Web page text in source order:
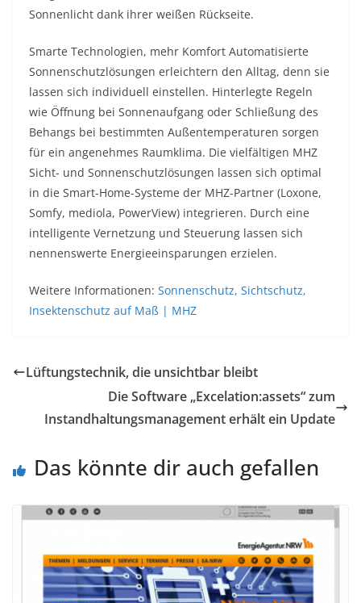
Sonnenlicht dank ihrer weißen Rückseite.
Smarte Technologien, mehr Komfort Automatisierte
Sonnenschutzlösungen erleichtern den Alltag, denn sie
lassen sich individuell einstellen. Hinterlegte Regeln
wie Öffnung bei Sonnenaufgang oder Schließung des
Behangs bei bestimmten Außentemperaturen sorgen
für ein angenehmes Raumklima. Die vielfältigen MHZ
Sicht- und Sonnenschutzlösungen lassen sich optimal
in die Smart-Home-Systeme der MHZ-Partner (Loxone,
Somfy, mediola, PowerView) integrieren. Durch eine
intelligente Vernetzung und Steuerung lassen sich
nennenswerte Energieeinsparungen erzielen.
Weitere Informationen: Sonnenschutz, Sichtschutz,
Insektenschutz auf Maß | MHZ
Lüftungstechnik, die unsichtbar bleibt
Die Software „Excelation:assets“ zum
Instandhaltungsmanagement erhält ein Update
Das könnte dir auch gefallen